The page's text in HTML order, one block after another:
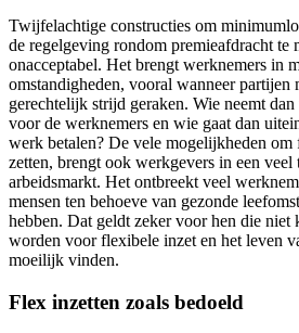
Twijfelachtige constructies om
de regelgeving rondom premieafdracht te
onacceptabel. Het brengt werknemers in
omstandigheden, vooral wanneer partijen
gerechtelijk strijd geraken. Wie neemt
voor de werknemers en wie gaat dan
werk betalen? De vele mogelijkheden
zetten, brengt ook werkgevers in een
arbeidsmarkt. Het ontbreekt veel
mensen ten behoeve van gezonde
hebben. Dat geldt zeker voor hen die niet
worden voor flexibele inzet en het leven
moeilijk vinden.
Flex inzetten zoals bedoeld